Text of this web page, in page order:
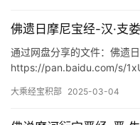
典
学
佛遗日摩尼宝经-汉·支
通过网盘分享的文件：佛遗
https://pan.baidu.com/s/
大乘经宝积部 2025-03-04